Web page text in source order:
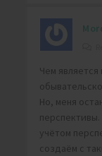
Чем
Но, меня
учётом
создаём с